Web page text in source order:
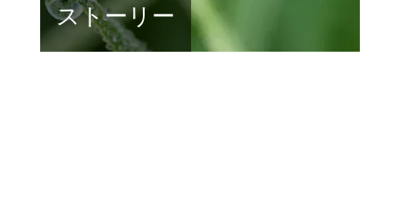
ストーリー